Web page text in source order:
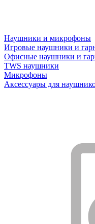
Наушники и микрофоны
Игровые наушники и
Офисные наушники и
TWS наушники
Микрофоны
Аксессуары для